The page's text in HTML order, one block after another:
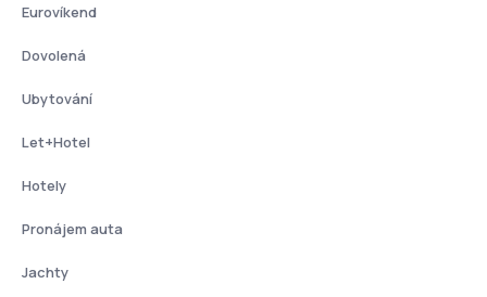
Eurovíkend
Dovolená
Ubytování
Let+Hotel
Hotely
Pronájem auta
Jachty